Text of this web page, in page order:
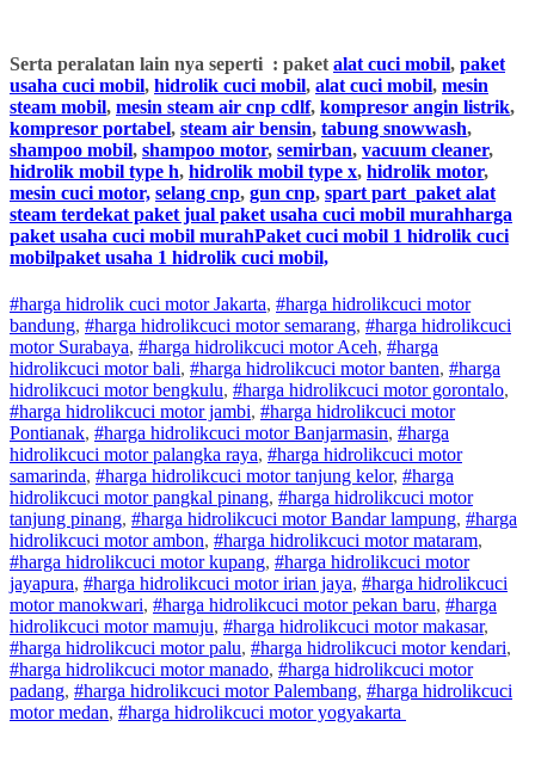
Serta peralatan lain nya seperti : paket alat cuci mobil, paket
usaha cuci mobil, hidrolik cuci mobil, alat cuci mobil, mesin
steam mobil, mesin steam air cnp cdlf, kompresor angin listrik,
kompresor portabel, steam air bensin, tabung snowwash,
shampoo mobil, shampoo motor, semirban, vacuum cleaner,
hidrolik mobil type h, hidrolik mobil type x, hidrolik motor,
mesin cuci motor, selang cnp, gun cnp, spart part paket alat
steam terdekat paket jual paket usaha cuci mobil murahharga
paket usaha cuci mobil murahPaket cuci mobil 1 hidrolik cuci
mobilpaket usaha 1 hidrolik cuci mobil,
#harga hidrolik cuci motor Jakarta, #harga hidrolikcuci motor
bandung, #harga hidrolikcuci motorsemarang, #harga hidrolikcuci
motorSurabaya, #harga hidrolikcuci motorAceh, #harga
hidrolikcuci motorbali, #harga hidrolikcuci motorbanten, #harga
hidrolikcuci motorbengkulu, #harga hidrolikcuci motorgorontalo,
#harga hidrolikcuci motorjambi, #harga hidrolikcuci motor
Pontianak, #harga hidrolikcuci motorBanjarmasin, #harga
hidrolikcuci motorpalangka raya, #harga hidrolikcuci motor
samarinda, #harga hidrolikcuci motortanjung kelor, #harga
hidrolikcuci motorpangkal pinang, #harga hidrolikcuci motor
tanjung pinang, #harga hidrolikcuci motorBandar lampung, #harga
hidrolikcuci motorambon, #harga hidrolikcuci motormataram,
#harga hidrolikcuci motorkupang, #harga hidrolikcuci motor
jayapura, #harga hidrolikcuci motoririan jaya, #harga hidrolikcuci
motormanokwari, #harga hidrolikcuci motorpekan baru, #harga
hidrolikcuci motormamuju, #harga hidrolikcuci motormakasar,
#harga hidrolikcuci motorpalu, #harga hidrolikcuci motorkendari,
#harga hidrolikcuci motormanado, #harga hidrolikcuci motor
padang, #harga hidrolikcuci motorPalembang, #harga hidrolikcuci
motormedan, #harga hidrolikcuci motoryogyakarta